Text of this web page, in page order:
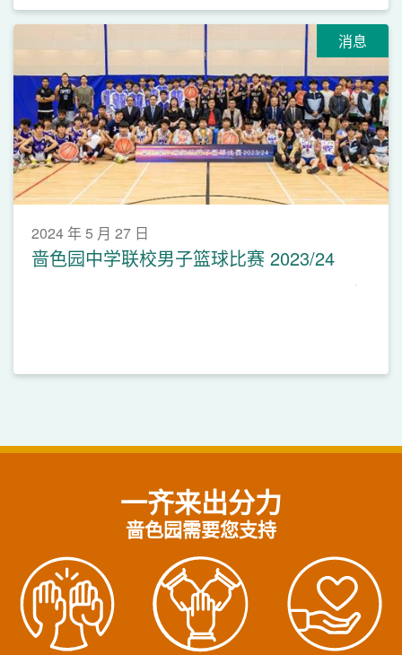
消息
2024 年 5 月 27 日
啬色园中学联校男子篮球比赛 2023/24
一齐来出分力
啬色园需要您支持